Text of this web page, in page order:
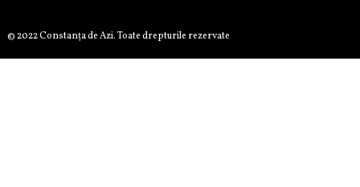
© 2022 Constanţa de Azi. Toate drepturile rezervate